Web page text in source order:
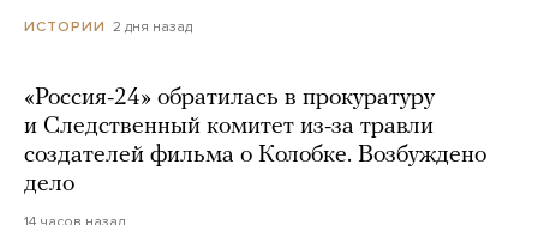
ИСТОРИИ 2 дня назад
«Россия-24» обратилась в прокуратуру
и Следственный комитет из-за травли
создателей фильма о Колобке. Возбуждено
дело
14 часов назад